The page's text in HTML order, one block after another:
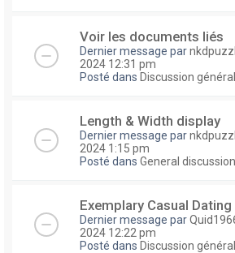
Voir les documents liés
Dernier message par
2024 12:31 pm
Posté dans Discussion
Length & Width display
Dernier message par
2024 1:15 pm
Posté dans General discussion
Exemplary Сasual Dating
Dernier message par
2024 12:22 pm
Posté dans Discussion